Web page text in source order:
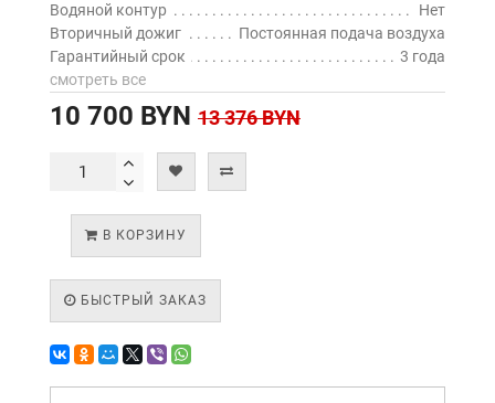
Водяной контур
Нет
Вторичный дожиг
Постоянная подача воздуха
Гарантийный срок
3 года
смотреть все
10 700 BYN 13 376 BYN
В КОРЗИНУ
БЫСТРЫЙ ЗАКАЗ